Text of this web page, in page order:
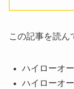
この記事を読ん
ハイローオ
ハイローオ